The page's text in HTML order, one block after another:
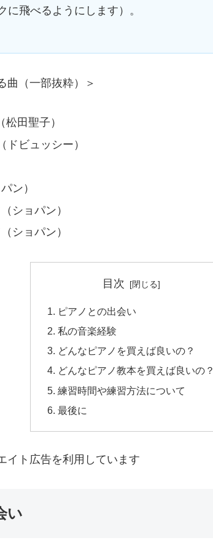
に飛べるようにします）。
曲（一部抜粋）＞
田聖子）
ドビュッシー）
ン）
ショパン）
ショパン）
目次
ピアノとの出会い
私の音楽経験
どんなピアノを買えば良いの？
どんなピアノ教本を買えば良いの？
練習時間や練習方法について
最後に
イト広告を利用しています
い